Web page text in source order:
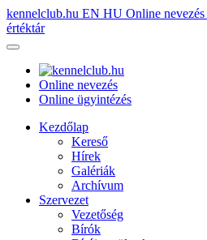
kennelclub.hu EN HU Online nevezés
értéktár
Online nevezés
Online ügyintézés
Kezdőlap
Kereső
Hírek
Galériák
Archívum
Szervezet
Vezetőség
Bírók